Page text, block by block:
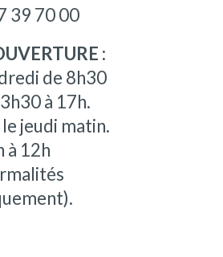
39 70 00
:
de 8h30
à 17h.
jeudi matin.
à 12h